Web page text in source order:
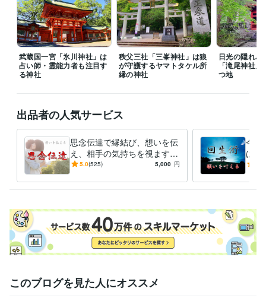
武蔵国一宮「氷川神社」は
占い師・霊能力者も注目す
る神社
秩父三社「三峯神社」は狼
が守護するヤマトタケル所
縁の神社
日光の隠れパ
「滝尾神社
つ地
出品者の人気サービス
思念伝達で縁結び、想いを伝
え、相手の気持ちを視ます
片思いの成就・復縁・関係修
援します
5.0(525) 5,000 円
今ま
は必
２０
運ア
このブログを見た人にオススメ